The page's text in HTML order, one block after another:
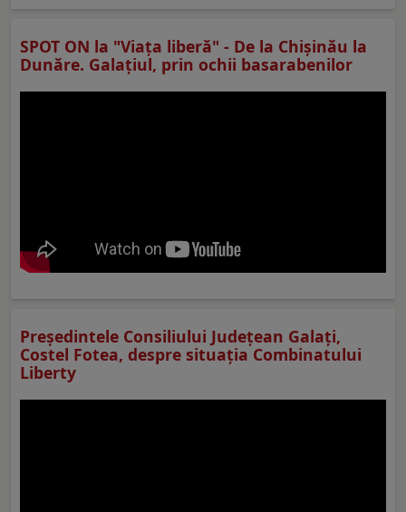
SPOT ON la "Viaţa liberă" - De la Chișinău la
Dunăre. Galațiul, prin ochii basarabenilor
Preşedintele Consiliului Judeţean Galaţi,
Costel Fotea, despre situaţia Combinatului
Liberty